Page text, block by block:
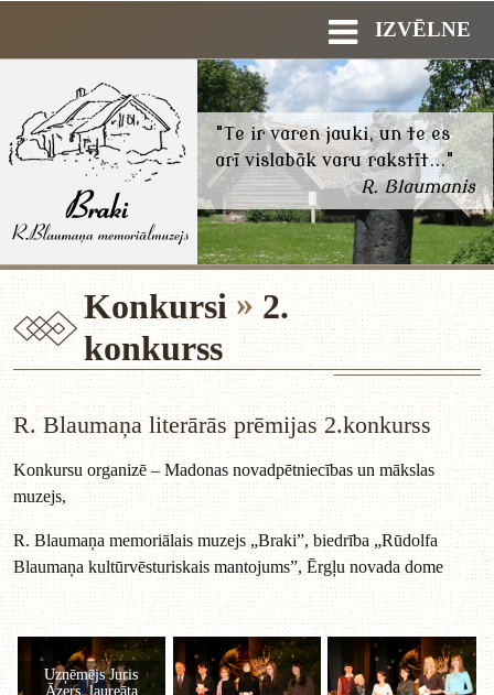
IZVĒLNE
"Te ir varen jauki, un te es
arī vislabāk varu rakstīt..."
R. Blaumanis
Konkursi
2.
konkurss
R. Blaumaņa literārās prēmijas 2.konkurss
Konkursu organizē – Madonas novadpētniecības un mākslas
muzejs,
R. Blaumaņa memoriālais muzejs „Braki”, biedrība „Rūdolfa
Blaumaņa kultūrvēsturiskais mantojums”, Ērgļu novada dome